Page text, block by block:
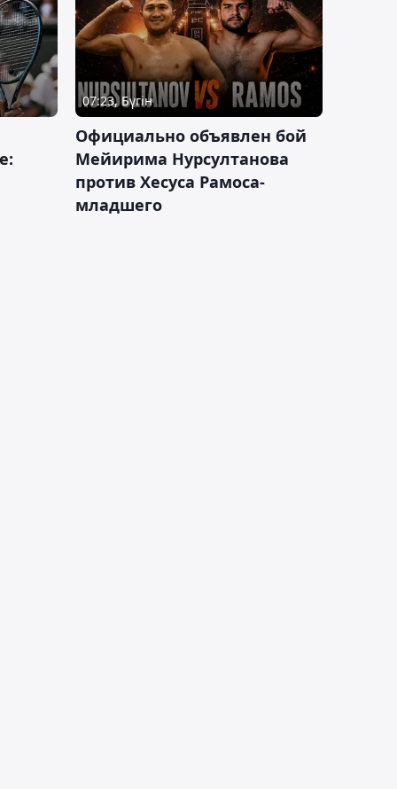
07:23, Бүгін
Официально объявлен бой
Мейирима Нурсултанова
против Хесуса Рамоса-
младшего